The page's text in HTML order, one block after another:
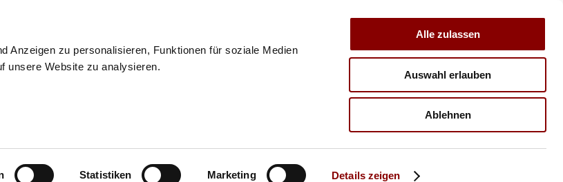
Anzeigen zu personalisieren, Funktionen für soziale Medien
unsere Website zu analysieren.
Statistiken Marketing Details zeigen
Alle zulassen
Auswahl erlauben
Ablehnen
VERBAND TRAINER
Böse Überraschung für